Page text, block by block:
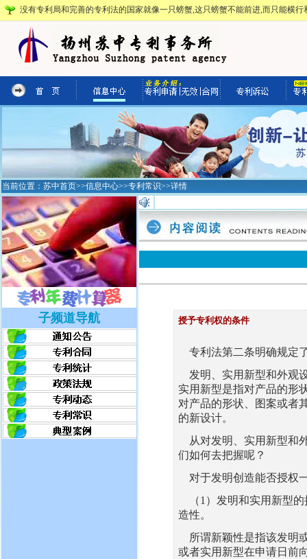
没有专利局和完善的专利法的国家就像一只螃蟹,这只螃蟹不能前进,而只能横
当前位置： 苏中首页>>信息中心>>专利常识>>详情
子频道导航 授予专利权的条件
专利法第二条明确规定
发明、实用新型和外观
实用新型是指对产品的形
对产品的形状、图案或者
的新设计。
从对发明、实用新型和
们如何去把握呢？
对于发明创造能否授权
（1）发明和实用新型的
造性。
所谓新颖性是指该发明
或者实用新型在申请日前